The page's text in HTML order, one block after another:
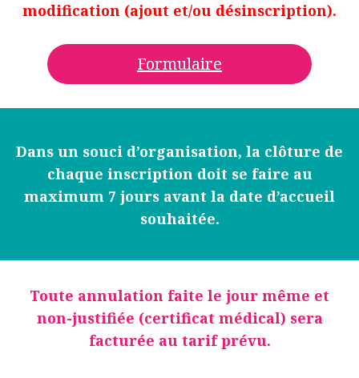
modification (ajout et/ou désinscription).
Formulaire
Dans un souci d’organisation, la clôture de
chaque inscription doit se faire au
maximum 7 jours avant la date d’accueil
souhaitée.
Toute annulation faite le jour même et
non-justifiée (certificat médical) sera
facturée au tarif prévu.